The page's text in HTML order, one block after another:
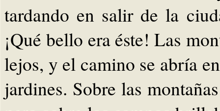
tardando en salir de la
¡Qué bello era éste! Las
lejos, y el camino se abría
jardines. Sobre las